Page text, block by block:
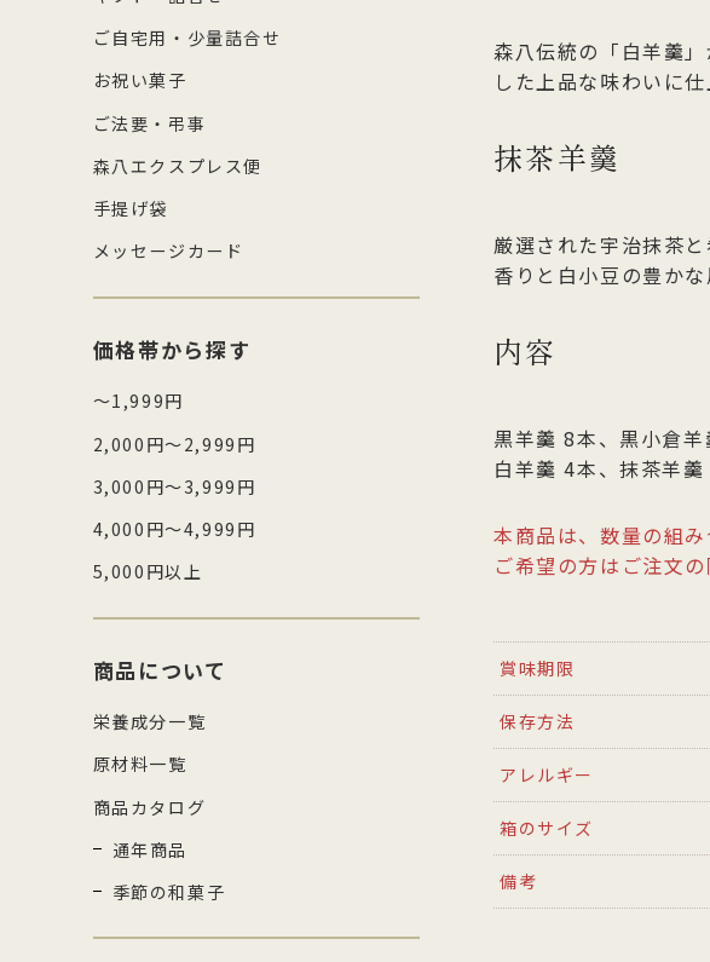
森八伝統の「白羊羹
した上品な味わいに
抹茶羊羹
厳選された宇治抹茶
香りと白小豆の豊か
内容
黒羊羹 8本、黒小倉羊
白羊羹 4本、抹茶羊羹
本商品は、数量の組
ご希望の方はご注文
賞味期限
保存方法
アレルギー
箱のサイズ
備考
ご自宅用・少量詰合せ
お祝い菓子
ご法要・弔事
森八エクスプレス便
手提げ袋
メッセージカード
価格帯から探す
～1,999円
2,000円～2,999円
3,000円～3,999円
4,000円～4,999円
5,000円以上
商品について
栄養成分一覧
原材料一覧
商品カタログ
通年商品
季節の和菓子